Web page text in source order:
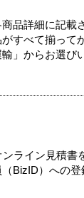
品詳細に記載
すべて揃って
」からお選び
ライン見積書
BizID）への登